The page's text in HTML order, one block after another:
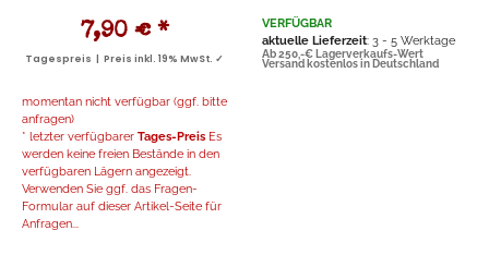
7,90 € *
Tagespreis | Preis inkl. 19% MwSt. ✓
momentan nicht verfügbar (ggf. bitte
anfragen)
* letzter verfügbarer Tages-Preis Es
werden keine freien Bestände in den
verfügbaren Lägern angezeigt.
Verwenden Sie ggf. das Fragen-
Formular auf dieser Artikel-Seite für
Anfragen...
VERFÜGBAR
aktuelle Lieferzeit: 3 - 5 Werktage
Ab 250,-€ Lagerverkaufs-Wert
Versand kostenlos in Deutschland